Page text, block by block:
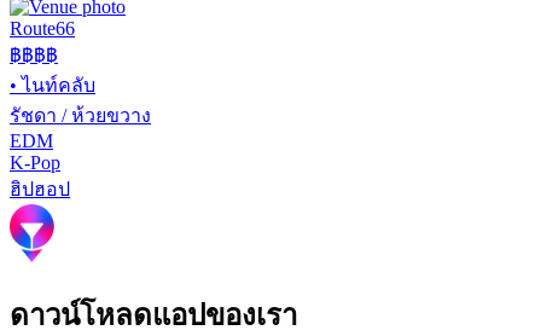
Route66
฿฿฿฿
•ไนท์คลับ
รัชดา / ห้วยขวาง
EDM
K-Pop
ฮิปฮอป
ดาวน์โหลดแอปของเรา